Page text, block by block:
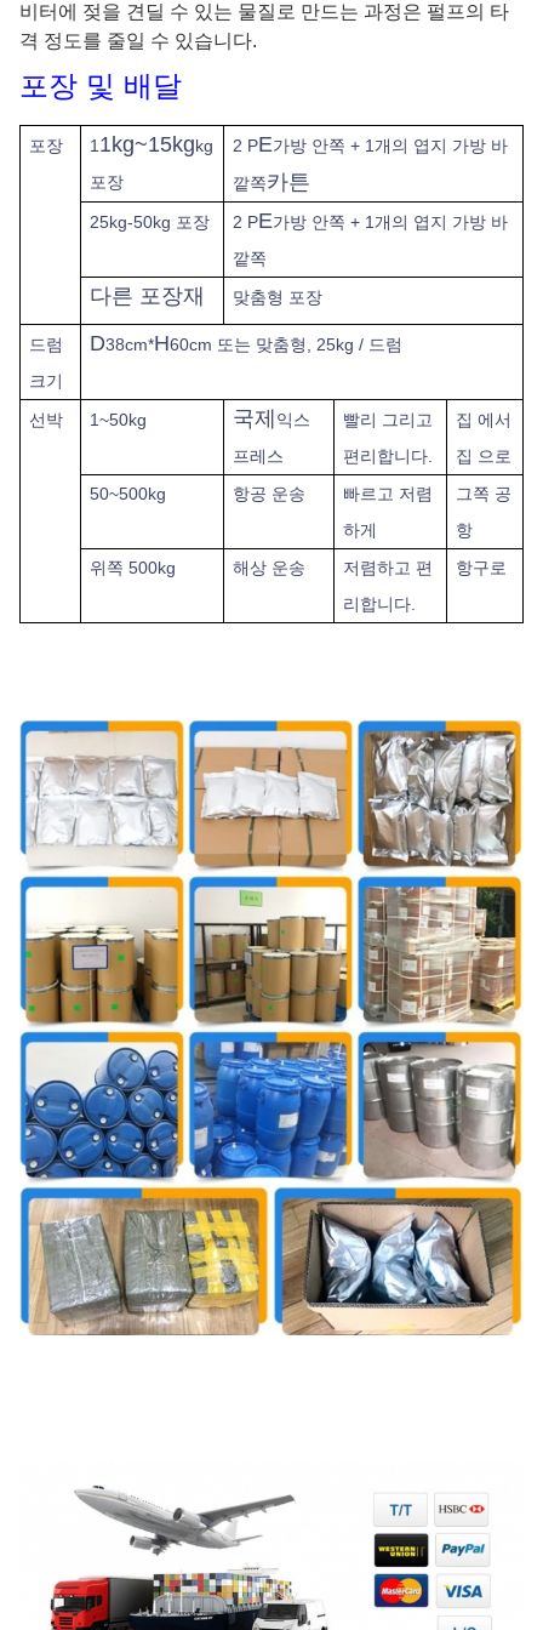
비터에 젖을 견딜 수 있는 물질로 만드는 과정은 펄프의 타
격 정도를 줄일 수 있습니다.
포장 및 배달
포장 1 1kg~15kgkg
포장
2 PE가방 안쪽 + 1개의 엽지 가방 바
깥쪽카튼
25kg-50kg 포장 2 PE가방 안쪽 + 1개의 엽지 가방 바
깥쪽
다른 포장재 맞춤형 포장
드럼
크기
D38cm*H60cm 또는 맞춤형, 25kg / 드럼
선박 1~50kg 국제 익스
프레스
빨리 그리고
편리합니다.
집 에서
집 으로
50~500kg
항공 운송
빠르고 저렴
하게
그쪽 공
항
위쪽 500kg 해상 운송
저렴하고 편
리합니다.
항구로